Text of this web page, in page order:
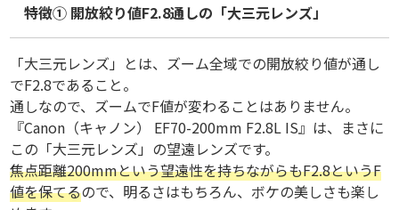
特徴① 開放絞り値F2.8通しの「大三元レンズ」
「大三元レンズ」とは、ズーム全域での開放絞り値が通し
でF2.8であること。
通しなので、ズームでF値が変わることはありません。
『Canon（キャノン） EF70-200mm F2.8L IS』は、まさに
この「大三元レンズ」の望遠レンズです。
焦点距離200mmという望遠性を持ちながらもF2.8というF
値を保てるので、明るさはもちろん、ボケの美しさも楽し